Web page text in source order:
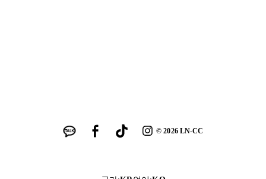
©2026LN-CC